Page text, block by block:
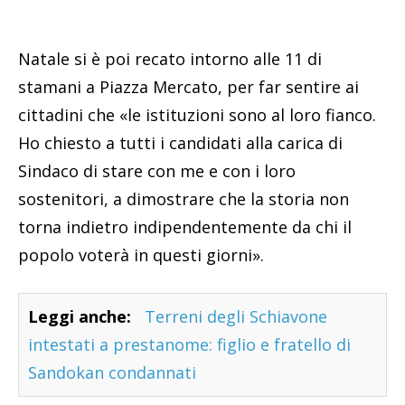
Natale si è poi recato intorno alle 11 di
stamani a Piazza Mercato, per far sentire ai
cittadini che «le istituzioni sono al loro fianco.
Ho chiesto a tutti i candidati alla carica di
Sindaco di stare con me e con i loro
sostenitori, a dimostrare che la storia non
torna indietro indipendentemente da chi il
popolo voterà in questi giorni».
Leggi anche:
Terreni degli Schiavone
intestati a prestanome: figlio e fratello di
Sandokan condannati